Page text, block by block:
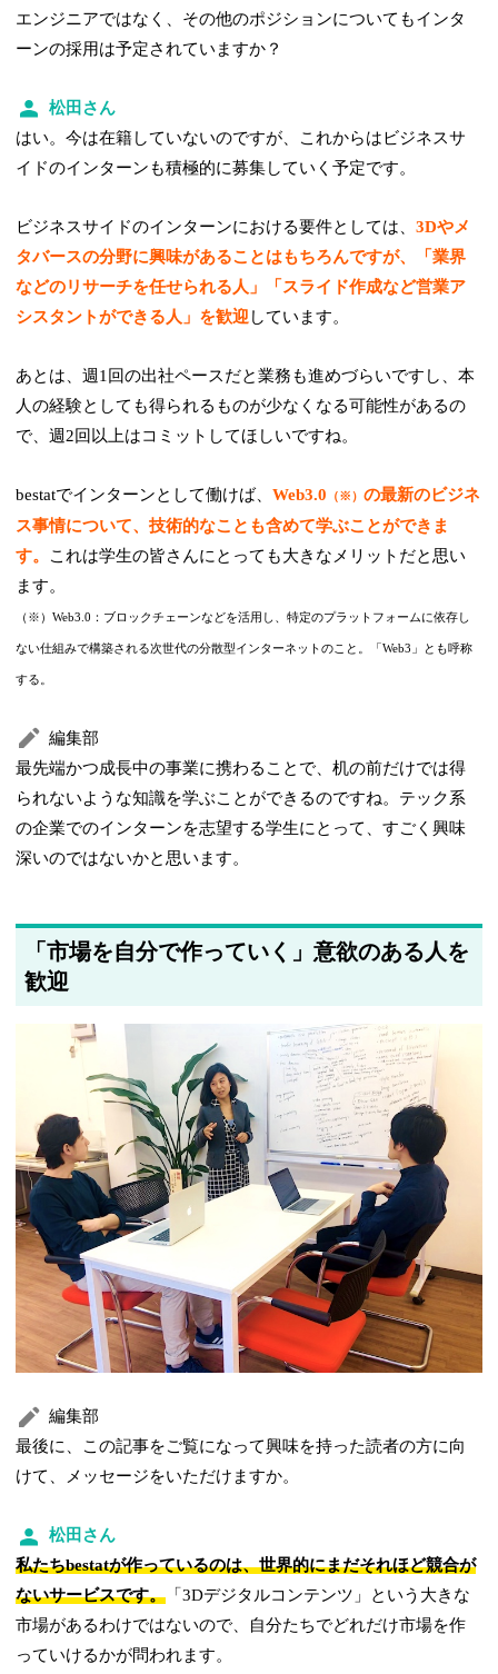
エンジニアではなく、その他のポジションについてもインタ
ーンの採用は予定されていますか？
松田さん
はい。今は在籍していないのですが、これからはビジネスサ
イドのインターンも積極的に募集していく予定です。
ビジネスサイドのインターンにおける要件としては、3Dやメ
タバースの分野に興味があることはもちろんですが、「業界
などのリサーチを任せられる人」「スライド作成など営業ア
シスタントができる人」を歓迎 しています。
あとは、週1回の出社ペースだと業務も進めづらいですし、本
人の経験としても得られるものが少なくなる可能性があるの
で、週2回以上はコミットしてほしいですね。
bestatでインターンとして働けば、Web3.0 （※）の最新のビジネ
ス事情について、技術的なことも含めて学ぶことができま
す。
これは学生の皆さんにとっても大きなメリットだと思い
ます。
（※）Web3.0：ブロックチェーンなどを活用し、特定のプラットフォームに依存し
ない仕組みで構築される次世代の分散型インターネットのこと。「Web3」とも呼称
する。
編集部
最先端かつ成長中の事業に携わることで、机の前だけでは得
られないような知識を学ぶことができるのですね。テック系
の企業でのインターンを志望する学生にとって、すごく興味
深いのではないかと思います。
「市場を自分で作っていく」意欲のある人を
歓迎
編集部
最後に、この記事をご覧になって興味を持った読者の方に向
けて、メッセージをいただけますか。
松田さん
私たちbestatが作っているのは、世界的にまだそれほど競合が
ないサービスです。 「3Dデジタルコンテンツ」という大きな
市場があるわけではないので、自分たちでどれだけ市場を作
っていけるかが問われます。